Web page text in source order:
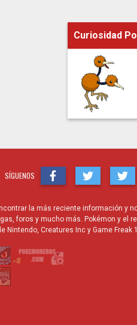
Curiosidad
SÍGUENOS
la más reciente información y
foros y mucho más. Pokémon y el
Nintendo, Creatures Inc y Game Freak